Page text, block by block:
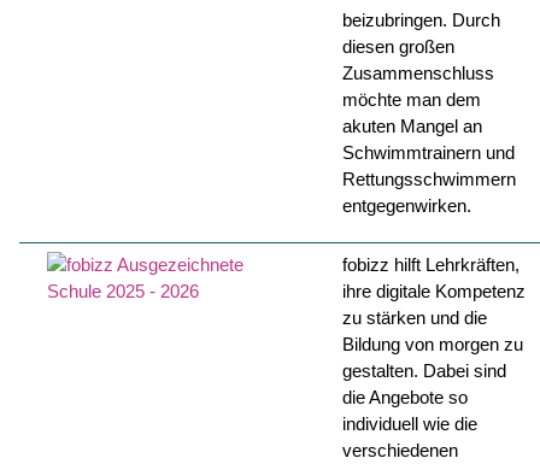
beizubringen. Durch
diesen großen
Zusammenschluss
möchte man dem
akuten Mangel an
Schwimmtrainern und
Rettungsschwimmern
entgegenwirken.
fobizz hilft Lehrkräften,
ihre digitale Kompetenz
zu stärken und die
Bildung von morgen zu
gestalten. Dabei sind
die Angebote so
individuell wie die
verschiedenen